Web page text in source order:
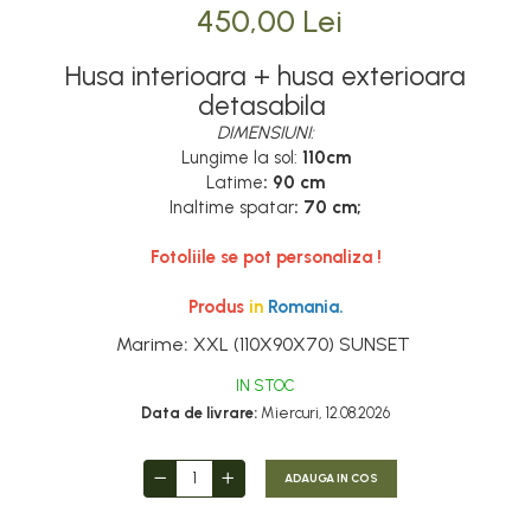
450,00 Lei
Husa interioara + husa exterioara
detasabila
DIMENSIUNI:
Lungime la sol: 110cm
Latime: 90 cm
Inaltime spatar: 70 cm;
Fotoliile se pot personaliza !
Produsin Romania.
Marime: XXL (110X90X70) SUNSET
IN STOC
Data de livrare: Miercuri, 12.08.2026
ADAUGA IN COS